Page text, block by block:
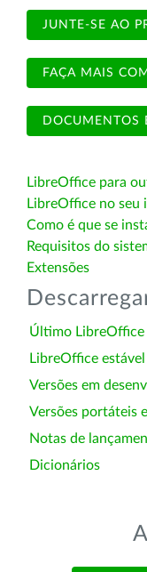
JUNTE-SE AO
FAÇA MAIS
DOCUMENTOS
LibreOffice para
LibreOffice no seu
Como é que se
Requisitos do
Extensões
Último LibreOffice
LibreOffice estável
Versões em
Versões portáteis
Notas de
Dicionários